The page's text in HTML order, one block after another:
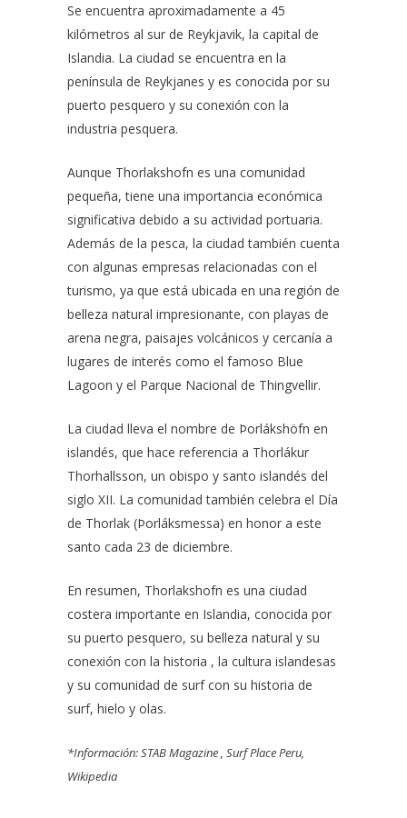
Se encuentra aproximadamente a 45
kilómetros al sur de Reykjavik, la capital de
Islandia. La ciudad se encuentra en la
península de Reykjanes y es conocida por su
puerto pesquero y su conexión con la
industria pesquera.
Aunque Thorlakshofn es una comunidad
pequeña, tiene una importancia económica
significativa debido a su actividad portuaria.
Además de la pesca, la ciudad también cuenta
con algunas empresas relacionadas con el
turismo, ya que está ubicada en una región de
belleza natural impresionante, con playas de
arena negra, paisajes volcánicos y cercanía a
lugares de interés como el famoso Blue
Lagoon y el Parque Nacional de Thingvellir.
La ciudad lleva el nombre de Þorlákshöfn en
islandés, que hace referencia a Thorlákur
Thorhallsson, un obispo y santo islandés del
siglo XII. La comunidad también celebra el Día
de Thorlak (Þorláksmessa) en honor a este
santo cada 23 de diciembre.
En resumen, Thorlakshofn es una ciudad
costera importante en Islandia, conocida por
su puerto pesquero, su belleza natural y su
conexión con la historia , la cultura islandesas
y su comunidad de surf con su historia de
surf, hielo y olas.
*Información: STAB Magazine , Surf Place Peru,
Wikipedia